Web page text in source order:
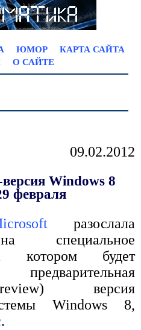
ЮМОР
КАРТА САЙТА
О САЙТЕ
09.02.2012
Windows 8
февраля
разослала
специальное
котором будет
версия
Windows 8,
.